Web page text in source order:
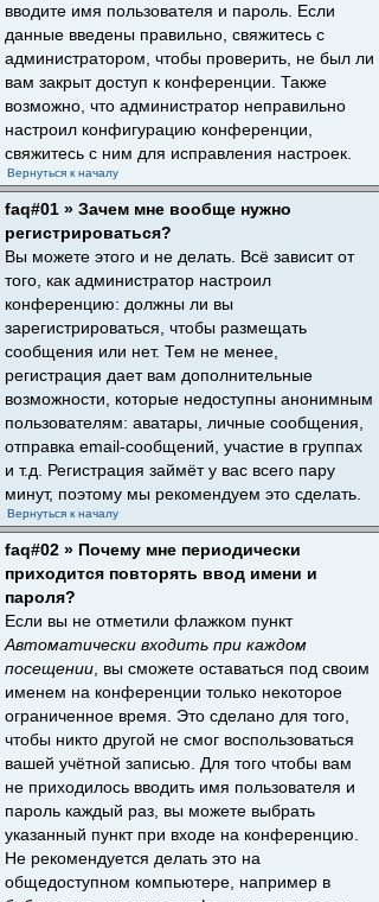
вводите имя пользователя и пароль. Если
данные введены правильно, свяжитесь с
администратором, чтобы проверить, не был ли
вам закрыт доступ к конференции. Также
возможно, что администратор неправильно
настроил конфигурацию конференции,
свяжитесь с ним для исправления настроек.
Вернуться к началу
faq#01 » Зачем мне вообще нужно
регистрироваться?
Вы можете этого и не делать. Всё зависит от
того, как администратор настроил
конференцию: должны ли вы
зарегистрироваться, чтобы размещать
сообщения или нет. Тем не менее,
регистрация дает вам дополнительные
возможности, которые недоступны анонимным
пользователям: аватары, личные сообщения,
отправка email-сообщений, участие в группах
и т.д. Регистрация займёт у вас всего пару
минут, поэтому мы рекомендуем это сделать.
Вернуться к началу
faq#02 » Почему мне периодически
приходится повторять ввод имени и
пароля?
Если вы не отметили флажком пункт
Автоматически входить при каждом
посещении , вы сможете оставаться под своим
именем на конференции только некоторое
ограниченное время. Это сделано для того,
чтобы никто другой не смог воспользоваться
вашей учётной записью. Для того чтобы вам
не приходилось вводить имя пользователя и
пароль каждый раз, вы можете выбрать
указанный пункт при входе на конференцию.
Не рекомендуется делать это на
общедоступном компьютере, например в